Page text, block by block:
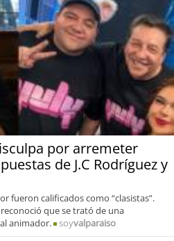
por arremeter
de J.C Rodríguez y
fueron calificados como “clasistas”.
que se trató de una
animador.
soyvalparaiso